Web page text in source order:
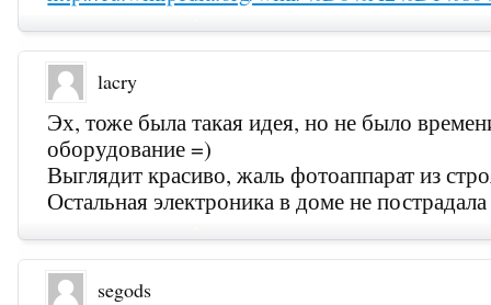
lacry
Эх, тоже была такая идея, но не было
оборудование =)
Выглядит красиво, жаль фотоаппарат из
Остальная электроника в доме не
segods